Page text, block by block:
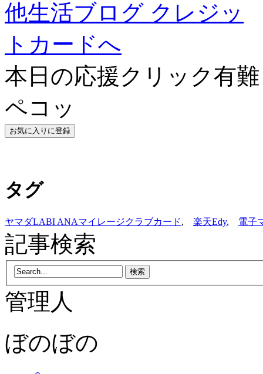
本日の応援クリック有
ペコッ
タグ
ヤマダLABI ANAマイレージクラブカード, 楽天Edy, 電子
記事検索
管理人
ぼのぼの